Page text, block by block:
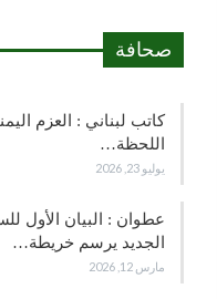
صحافة
كاتب لبناني : العزم
اللحظة…
يوليو 23, 2026
عطوان : البيان الأول
الجديد يرسم خريطة…
مارس 12, 2026